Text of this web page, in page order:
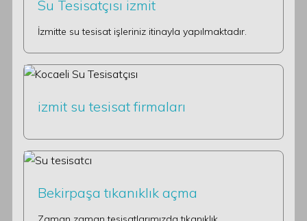
Su Tesisatçısı izmit
İzmitte su tesisat işleriniz itinayla yapılmaktadır.
izmit su tesisat firmaları
Bekirpaşa tıkanıklık açma